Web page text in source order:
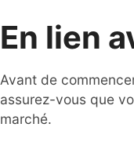
En lien
Avant de
assurez-vous que
marché.